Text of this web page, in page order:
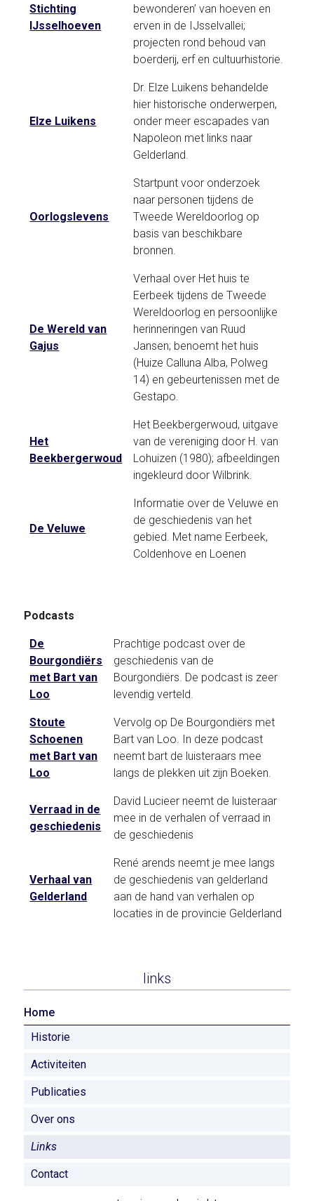
Stichting
IJsselhoeven
bewonderen’ van hoeven en
erven in de IJsselvallei;
projecten rond behoud van
boerderij, erf en cultuurhistorie.
Elze Luikens
Dr. Elze Luikens behandelde
hier historische onderwerpen,
onder meer escapades van
Napoleon met links naar
Gelderland.
Oorlogslevens
Startpunt voor onderzoek
naar personen tijdens de
Tweede Wereldoorlog op
basis van beschikbare
bronnen.
De Wereld van
Gajus
Verhaal over Het huis te
Eerbeek tijdens de Tweede
Wereldoorlog en persoonlijke
herinneringen van Ruud
Jansen; benoemt het huis
(Huize Calluna Alba, Polweg
14) en gebeurtenissen met de
Gestapo.
Het
Beekbergerwoud
Het Beekbergerwoud, uitgave
van de vereniging door H. van
Lohuizen (1980); afbeeldingen
ingekleurd door Wilbrink.
De Veluwe
Informatie over de Veluwe en
de geschiedenis van het
gebied. Met name Eerbeek,
Coldenhove en Loenen
Podcasts
De
Bourgondiërs
met Bart van
Loo
Prachtige podcast over de
geschiedenis van de
Bourgondiërs. De podcast is zeer
levendig verteld.
Stoute
Schoenen
met Bart van
Loo
Vervolg op De Bourgondiërs met
Bart van Loo. In deze podcast
neemt bart de luisteraars mee
langs de plekken uit zijn Boeken.
Verraad in de
geschiedenis
David Lucieer neemt de luisteraar
mee in de verhalen of verraad in
de geschiedenis
Verhaal van
Gelderland
René arends neemt je mee langs
de geschiedenis van gelderland
aan de hand van verhalen op
locaties in de provincie Gelderland
links
Home
Historie
Activiteiten
Publicaties
Over ons
Links
Contact